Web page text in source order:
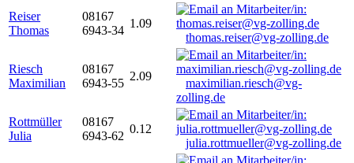
Reiser
Thomas
08167
6943-34
1.09
thomas.reiser@vg-zolling.de
Riesch
Maximilian
08167
6943-55
2.09
maximilian.riesch@vg-
zolling.de
Rottmüller
Julia
08167
6943-62
0.12
julia.rottmueller@vg-zolling.de